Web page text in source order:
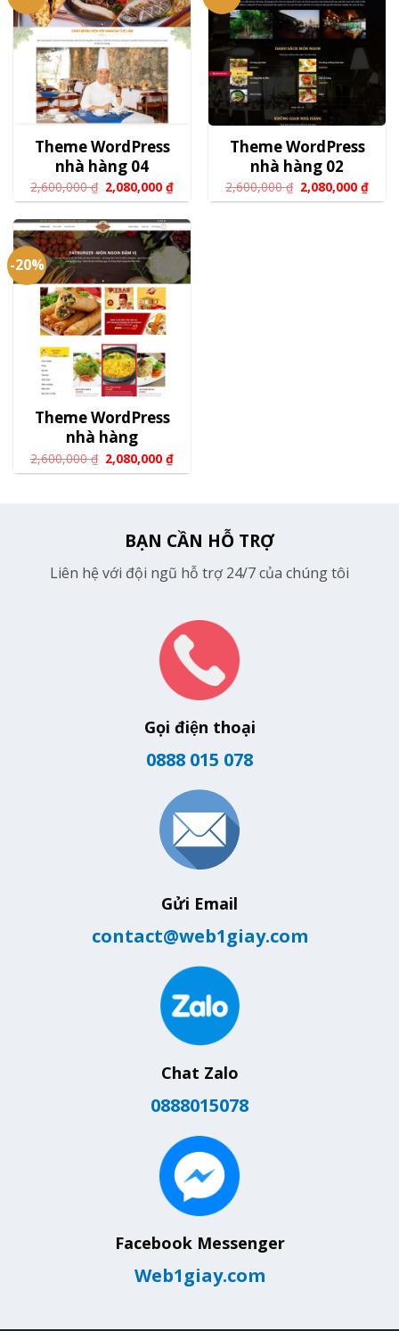
Theme WordPress
nhà hàng 04
2,600,000₫ 2,080,000₫
Theme WordPress
nhà hàng 02
2,600,000₫ 2,080,000₫
-20%
Theme WordPress
nhà hàng
2,600,000₫ 2,080,000₫
BẠN CẦN HỖ TRỢ
Liên hệ với đội ngũ hỗ trợ 24/7 của chúng tôi
Gọi điện thoại
0888 015 078
Gửi Email
contact@web1giay.com
Chat Zalo
0888015078
Facebook Messenger
Web1giay.com